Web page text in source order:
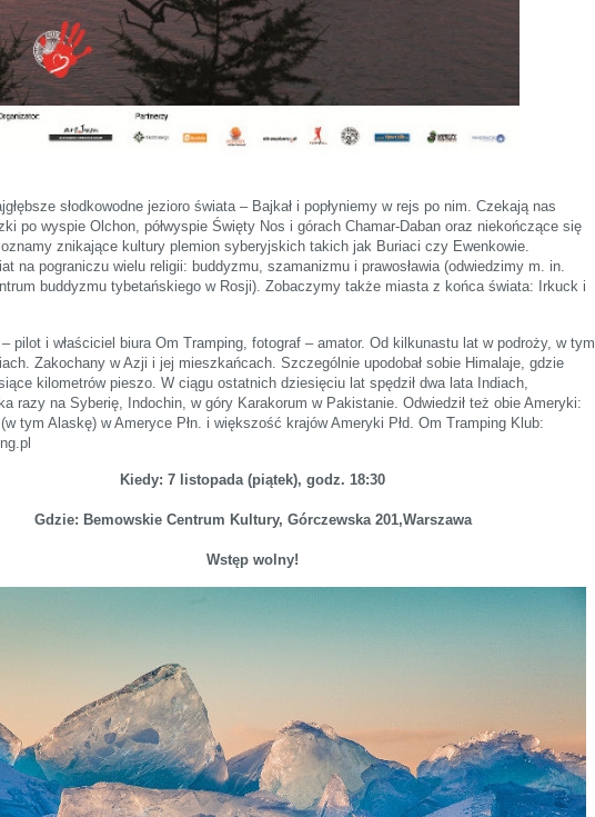
słodkowodne jezioro świata – Bajkał i popłyniemy w rejs po nim. Czekają nas
po wyspie Olchon, półwyspie Święty Nos i górach Chamar-Daban oraz niekończące się
znikające kultury plemion syberyjskich takich jak Buriaci czy Ewenkowie.
na pograniczu wielu religii: buddyzmu, szamanizmu i prawosławia (odwiedzimy m. in.
buddyzmu tybetańskiego w Rosji). Zobaczymy także miasta z końca świata: Irkuck i
– pilot i właściciel biura Om Tramping, fotograf – amator. Od kilkunastu lat w podroży, w tym
Zakochany w Azji i jej mieszkańcach. Szczególnie upodobał sobie Himalaje, gdzie
kilometrów pieszo. W ciągu ostatnich dziesięciu lat spędził dwa lata Indiach,
razy na Syberię, Indochin, w góry Karakorum w Pakistanie. Odwiedził też obie Ameryki:
tym Alaskę) w Ameryce Płn. i większość krajów Ameryki Płd. Om Tramping Klub:
Kiedy: 7 listopada (piątek), godz. 18:30
Gdzie: Bemowskie Centrum Kultury, Górczewska 201,Warszawa
Wstęp wolny!